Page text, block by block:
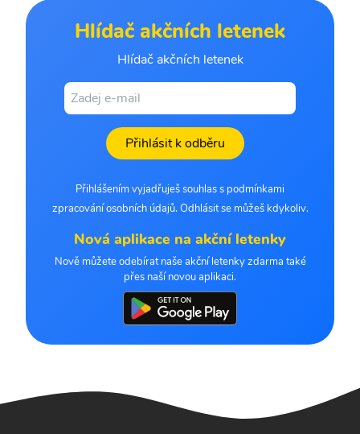
Hlídač akčních letenek
Hlídač akčních letenek
Přihlásit k odběru
Přihlášením vyjadřuješ souhlas s podmínkami
zpracování osobních údajů. Odhlásit se můžeš kdykoliv.
Nová aplikace na akční letenky
Nově můžete odebírat naše akční letenky zdarma také
přes naší novou aplikaci.